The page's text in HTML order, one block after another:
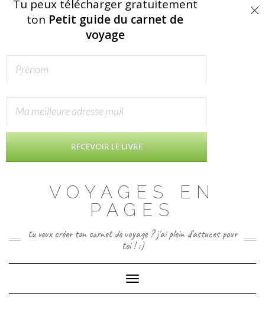
VOYAGES EN
PAGES
tu veux créer ton carnet de voyage ? j'ai plein d'astuces pour
toi ! :)
Toggle Navigation
Tu peux télécharger gratuitement
ton Petit guide du carnet de
voyage
RECEVOIR LE LIVRE